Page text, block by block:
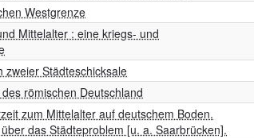
Westgrenze
Mittelalter : eine kriegs- und
zweier Städteschicksale
römischen Deutschland
zum Mittelalter auf deutschem Boden.
das Städteproblem [u. a. Saarbrücken].